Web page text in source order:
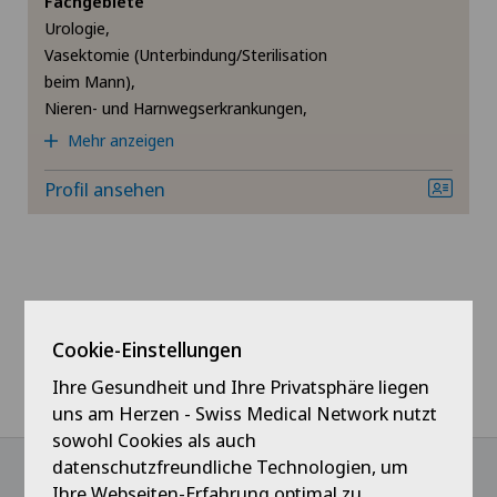
Bänderriss / Bandverletzung
Dermatologie und Venerologie
Ellbogenchirurgie
Hals-Nasen-Ohren-Heilkunde (HNO)
Handchirurgie
Urologie,
Vasektomie (Unterbindung/Sterilisation
beim Mann),
Nieren- und Harnwegserkrankungen,
Mehr anzeigen
Profil ansehen
Cookie-Einstellungen
Ihre Gesundheit und Ihre Privatsphäre liegen
uns am Herzen - Swiss Medical Network nutzt
sowohl Cookies als auch
datenschutzfreundliche Technologien, um